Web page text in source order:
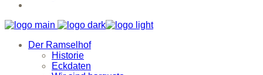
Der Ramselhof
Historie
Eckdaten